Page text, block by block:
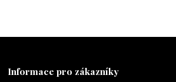
Informace pro zákazníky